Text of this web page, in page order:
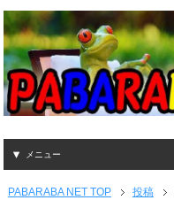
メニュー
PABARABA NET TOP 投稿